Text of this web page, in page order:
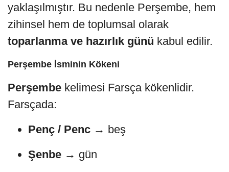
yaklaşılmıştır. Bu nedenle Perşembe, hem
zihinsel hem de toplumsal olarak
toparlanma ve hazırlık günü kabul edilir.
Perşembe İsminin Kökeni
Perşembe kelimesi Farsça kökenlidir.
Farsçada:
Penç / Penc → beş
Şenbe → gün